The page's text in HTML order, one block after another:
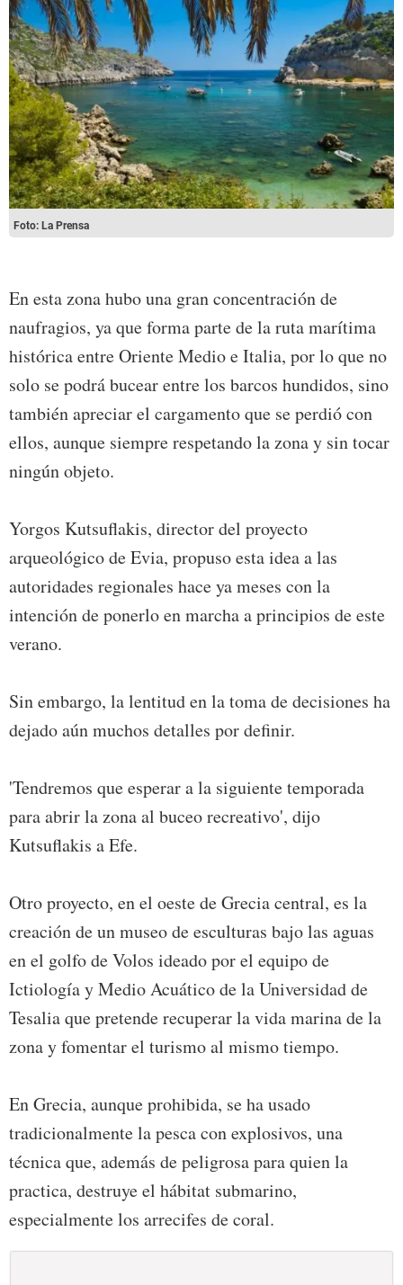
Foto: La Prensa
En esta zona hubo una gran concentración de
naufragios, ya que forma parte de la ruta marítima
histórica entre Oriente Medio e Italia, por lo que no
solo se podrá bucear entre los barcos hundidos, sino
también apreciar el cargamento que se perdió con
ellos, aunque siempre respetando la zona y sin tocar
ningún objeto.
Yorgos Kutsuflakis, director del proyecto
arqueológico de Evia, propuso esta idea a las
autoridades regionales hace ya meses con la
intención de ponerlo en marcha a principios de este
verano.
Sin embargo, la lentitud en la toma de decisiones ha
dejado aún muchos detalles por definir.
'Tendremos que esperar a la siguiente temporada
para abrir la zona al buceo recreativo', dijo
Kutsuflakis a Efe.
Otro proyecto, en el oeste de Grecia central, es la
creación de un museo de esculturas bajo las aguas
en el golfo de Volos ideado por el equipo de
Ictiología y Medio Acuático de la Universidad de
Tesalia que pretende recuperar la vida marina de la
zona y fomentar el turismo al mismo tiempo.
En Grecia, aunque prohibida, se ha usado
tradicionalmente la pesca con explosivos, una
técnica que, además de peligrosa para quien la
practica, destruye el hábitat submarino,
especialmente los arrecifes de coral.